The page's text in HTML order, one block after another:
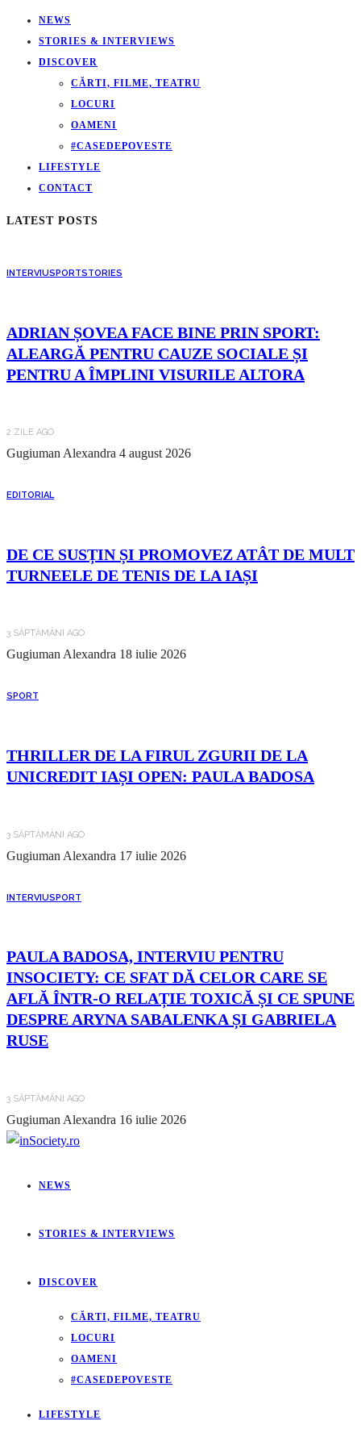
NEWS
STORIES & INTERVIEWS
DISCOVER
CĂRTI, FILME, TEATRU
LOCURI
OAMENI
#CASEDEPOVESTE
LIFESTYLE
CONTACT
LATEST POSTS
INTERVIUSPORTSTORIES
ADRIAN ȘOVEA FACE BINE PRIN SPORT:
ALEARGĂ PENTRU CAUZE SOCIALE ȘI
PENTRU A ÎMPLINI VISURILE ALTORA
2 ZILE AGO
Gugiuman Alexandra 4 august 2026
EDITORIAL
DE CE SUSȚIN ȘI PROMOVEZ ATÂT DE MULT
TURNEELE DE TENIS DE LA IAȘI
3 SĂPTĂMÂNI AGO
Gugiuman Alexandra 18 iulie 2026
SPORT
THRILLER DE LA FIRUL ZGURII DE LA
UNICREDIT IAȘI OPEN: PAULA BADOSA
3 SĂPTĂMÂNI AGO
Gugiuman Alexandra 17 iulie 2026
INTERVIUSPORT
PAULA BADOSA, INTERVIU PENTRU
INSOCIETY: CE SFAT DĂ CELOR CARE SE
AFLĂ ÎNTR-O RELAȚIE TOXICĂ ȘI CE SPUNE
DESPRE ARYNA SABALENKA ȘI GABRIELA
RUSE
3 SĂPTĂMÂNI AGO
Gugiuman Alexandra 16 iulie 2026
NEWS
STORIES & INTERVIEWS
DISCOVER
CĂRTI, FILME, TEATRU
LOCURI
OAMENI
#CASEDEPOVESTE
LIFESTYLE